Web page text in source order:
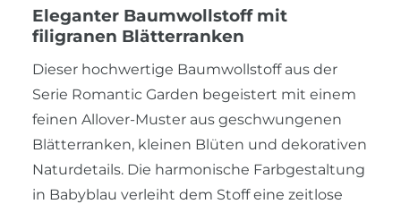
Eleganter Baumwollstoff mit
filigranen Blätterranken
Dieser hochwertige Baumwollstoff aus der
Serie Romantic Garden begeistert mit einem
feinen Allover-Muster aus geschwungenen
Blätterranken, kleinen Blüten und dekorativen
Naturdetails. Die harmonische Farbgestaltung
in Babyblau verleiht dem Stoff eine zeitlose